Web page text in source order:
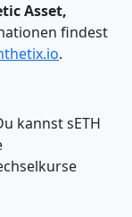
Asset,
findest
.
kannst sETH